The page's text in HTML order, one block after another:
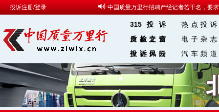
投诉注册/登录 中国质量万里行招聘产经记者若干名，
315投诉
热点投诉
食品安全
质检之窗
电子杂志
金融保险
投诉风云
汽车频道
315 微博